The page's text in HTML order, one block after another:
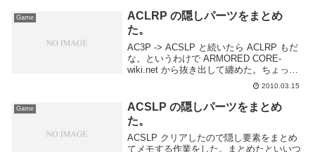
ーツ、"MHD-RE/...
Game
ACLRP の隠しパーツをまとめ
た。
AC3P -> ACSLP と続いたら ACLRP もだ
な。というわけで ARMORED CORE-
wiki.net から抜き出して纏めた。ちょっと
回収してくる(AA略 と思ったが、Sランク
は諦めた＼(^o^)／08:00-10:00 前線...
2010.03.15
Game
ACSLP の隠しパーツをまとめ
た。
ACSLP クリアしたので隠し要素をまとめ
てメモする作業をした。まとめたといいつ